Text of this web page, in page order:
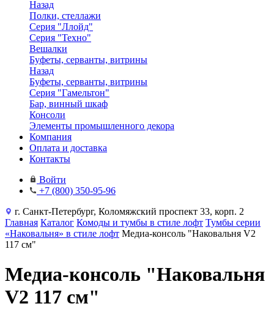
Назад
Полки, стеллажи
Серия "Ллойд"
Серия "Техно"
Вешалки
Буфеты, серванты, витрины
Назад
Буфеты, серванты, витрины
Серия "Гамельтон"
Бар, винный шкаф
Консоли
Элементы промышленного декора
Компания
Оплата и доставка
Контакты
Войти
+7 (800) 350-95-96
г. Санкт-Петербург, Коломяжский проспект 33, корп. 2
Главная Каталог Комоды и тумбы в стиле лофт Тумбы серии
«Наковальня» в стиле лофт Медиа-консоль "Наковальня V2
117 см"
Медиа-консоль "Наковальня
V2 117 см"